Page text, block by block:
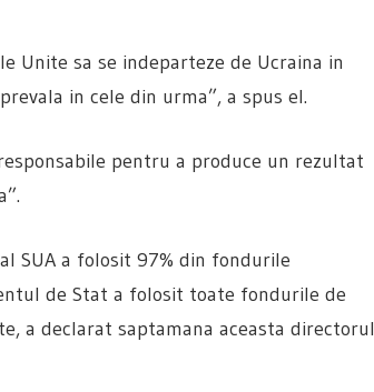
Unite sa se indeparteze de Ucraina in
in cele din urma”, a spus el.
pentru a produce un rezultat
SUA a folosit 97% din fondurile
de Stat a folosit toate fondurile de
a declarat saptamana aceasta directorul